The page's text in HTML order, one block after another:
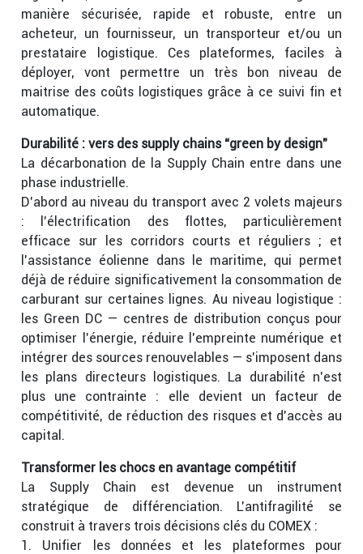
manière sécurisée, rapide et robuste, entre un
acheteur, un fournisseur, un transporteur et/ou un
prestataire logistique. Ces plateformes, faciles à
déployer, vont permettre un très bon niveau de
maitrise des coûts logistiques grâce à ce suivi fin et
automatique.
Durabilité : vers des supply chains “green by design”
La décarbonation de la Supply Chain entre dans une
phase industrielle.
D’abord au niveau du transport avec 2 volets majeurs
: l’électrification des flottes, particulièrement
efficace sur les corridors courts et réguliers ; et
l’assistance éolienne dans le maritime, qui permet
déjà de réduire significativement la consommation de
carburant sur certaines lignes. Au niveau logistique :
les Green DC — centres de distribution conçus pour
optimiser l’énergie, réduire l’empreinte numérique et
intégrer des sources renouvelables — s’imposent dans
les plans directeurs logistiques. La durabilité n’est
plus une contrainte : elle devient un facteur de
compétitivité, de réduction des risques et d’accès au
capital.
Transformer les chocs en avantage compétitif
La Supply Chain est devenue un instrument
stratégique de différenciation. L’antifragilité se
construit à travers trois décisions clés du COMEX :
1. Unifier les données et les plateformes pour